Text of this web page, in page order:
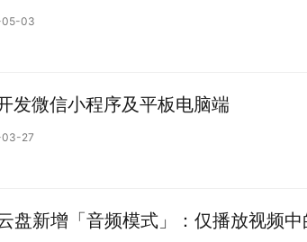
05-03
发微信小程序及平板电脑端
27
盘新增「音频模式」：仅播放视频